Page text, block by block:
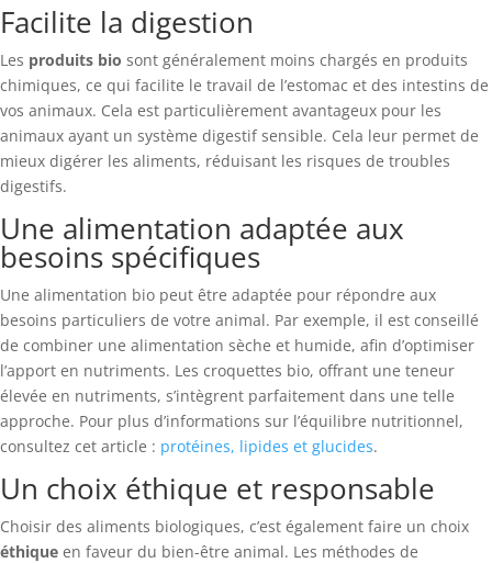
Facilite la digestion
Les produits bio sont généralement moins chargés en produits
chimiques, ce qui facilite le travail de l’estomac et des intestins de
vos animaux. Cela est particulièrement avantageux pour les
animaux ayant un système digestif sensible. Cela leur permet de
mieux digérer les aliments, réduisant les risques de troubles
digestifs.
Une alimentation adaptée aux
besoins spécifiques
Une alimentation bio peut être adaptée pour répondre aux
besoins particuliers de votre animal. Par exemple, il est conseillé
de combiner une alimentation sèche et humide, afin d’optimiser
l’apport en nutriments. Les croquettes bio, offrant une teneur
élevée en nutriments, s’intègrent parfaitement dans une telle
approche. Pour plus d’informations sur l’équilibre nutritionnel,
consultez cet article : protéines, lipides et glucides.
Un choix éthique et responsable
Choisir des aliments biologiques, c’est également faire un choix
éthique en faveur du bien-être animal. Les méthodes de